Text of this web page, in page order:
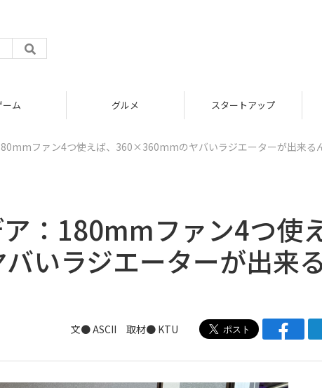
グルメ スタートアップ
ファン4つ使えば、360×360mmのヤバいラジエーターが出来る
：180mmファン4つ使
いラジエーターが出来
文● ASCII 取材● KTU